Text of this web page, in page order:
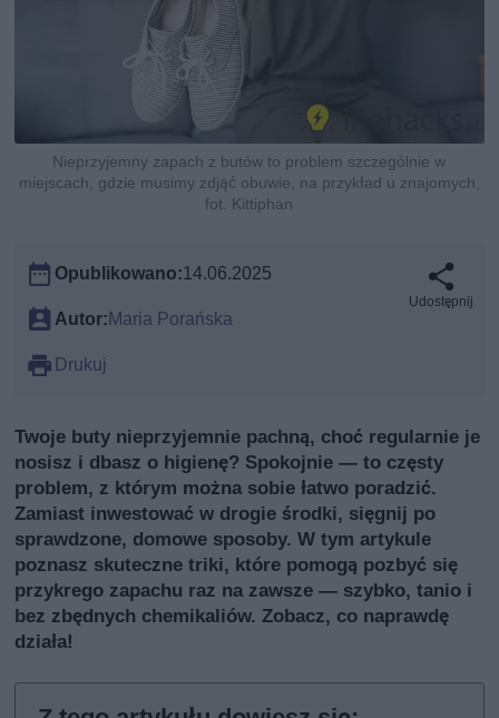
Nieprzyjemny zapach z butów to problem szczególnie w
miejscach, gdzie musimy zdjąć obuwie, na przykład u znajomych,
fot. Kittiphan
Opublikowano:14.06.2025
Autor:Maria Porańska
Drukuj
Udostępnij
Twoje buty nieprzyjemnie pachną, choć regularnie je
nosisz i dbasz o higienę? Spokojnie — to częsty
problem, z którym można sobie łatwo poradzić.
Zamiast inwestować w drogie środki, sięgnij po
sprawdzone, domowe sposoby. W tym artykule
poznasz skuteczne triki, które pomogą pozbyć się
przykrego zapachu raz na zawsze — szybko, tanio i
bez zbędnych chemikaliów. Zobacz, co naprawdę
działa!